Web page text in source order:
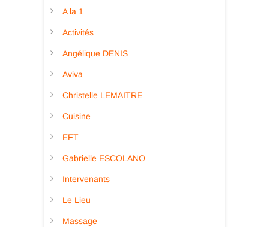
A la 1
Activités
Angélique DENIS
Aviva
Christelle LEMAITRE
Cuisine
EFT
Gabrielle ESCOLANO
Intervenants
Le Lieu
Massage